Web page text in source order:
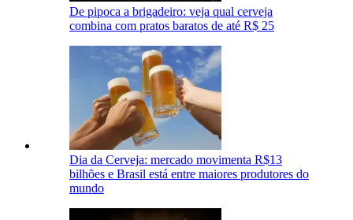
De pipoca a brigadeiro: veja qual cerveja
combina com pratos baratos de até R$ 25
Dia da Cerveja: mercado movimenta R$13
bilhões e Brasil está entre maiores produtores do
mundo